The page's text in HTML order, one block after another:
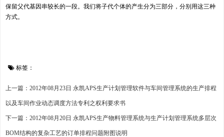
保留父代基因串较长的一段。我们将子代个体的产生分为三部分，分别用这三种
方式。
标签：
上一篇：2012年08月23日 永凯APS生产计划管理软件与车间管理系统的生产排程
以及车间作业动态调度方法专利之权利要求书
下一篇：2012年08月20日 永凯APS生产物料管理系统与生产计划管理系统多层次
BOM结构的复杂工艺的订单排程问题附图说明